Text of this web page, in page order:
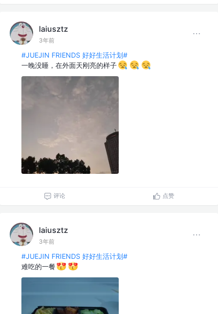
laiusztz
3年前
#JUEJIN FRIENDS 好好生活计划#
一晚没睡，在外面天刚亮的样子
评论 点赞
laiusztz
3年前
#JUEJIN FRIENDS 好好生活计划#
难吃的一餐